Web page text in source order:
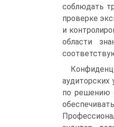
соблюдать
проверке
и
области
аудиторских
по решению